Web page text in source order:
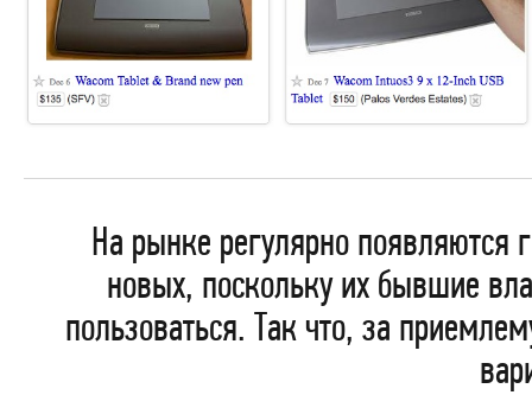
На рынке регулярно появляются
новых, поскольку их бывшие
пользоваться. Так что, за